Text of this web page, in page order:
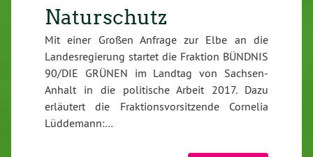
Naturschutz
Mit einer Großen Anfrage zur Elbe an die
Landesregierung startet die Fraktion BÜNDNIS
90/DIE GRÜNEN im Landtag von Sachsen-
Anhalt in die politische Arbeit 2017. Dazu
erläutert die Fraktionsvorsitzende Cornelia
Lüddemann:…